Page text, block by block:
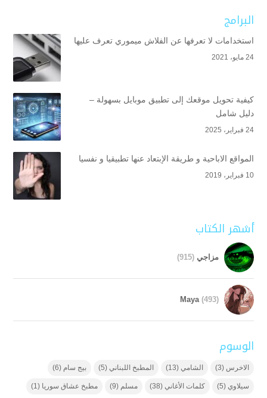
البرامج
استخدامات لا تعرفها عن الفلاش ميموري تعرف عليها
24 مايو، 2021
كيفية تحويل موقعك إلى تطبيق موبايل بسهولة –
دليل شامل
24 فبراير، 2025
المواقع الاباحية و طريقة الإبتعاد عنها تطبيقيا و نفسيا
10 فبراير، 2019
أشهر الكتاب
مزاجي (915)
Maya (493)
الوسوم
الاخرس (3) الشامي (13) المطبخ اللبناني (5) بيج سام (6)
سيلاوي (5) كلمات الأغاني (38) مسلم (9) مطبخ عشاق سوريا (1)